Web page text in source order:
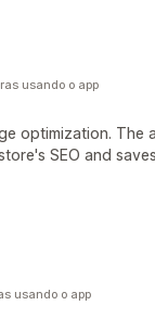
optimization. The
SEO and
usando o app
usando o app